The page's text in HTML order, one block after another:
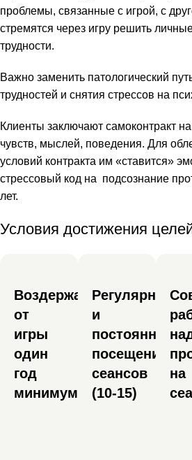
проблемы, связанные с игрой, с
стремятся через игру решить
трудности.
Важно заменить патологический
трудностей и снятия стрессов на
Клиенты заключают самоконтракт
чувств, мыслей, поведения. Для
условий контракта им «ставится»
стрессовый код на подсознание
лет.
Условия достижения
Воздержание
от
игры
один
год
минимум
Регулярное
и
постоянное
посещение
сеансов
(10-15)
на